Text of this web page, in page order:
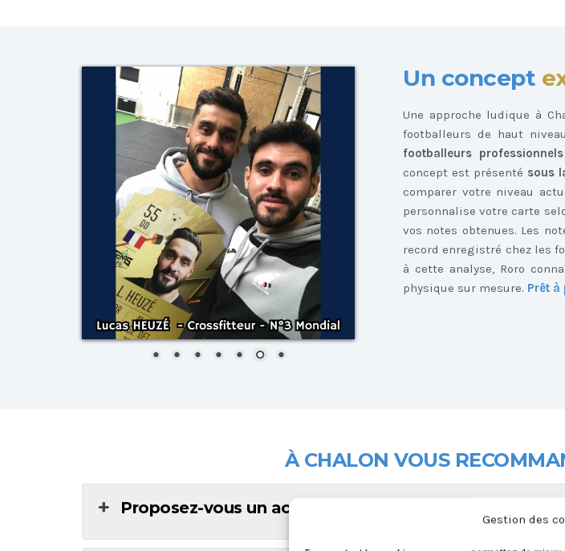
Gestion des
Un concept
Une approche ludique à
footballeurs de haut
footballeurs professionnels
concept est présenté sous
comparer votre niveau
personnalise votre carte
vos notes obtenues. Les
record enregistré chez les
à cette analyse, Roro
physique sur mesure. Prêt à
À CHALONVOUS
Proposez-vous un accompagnement spécifique pour